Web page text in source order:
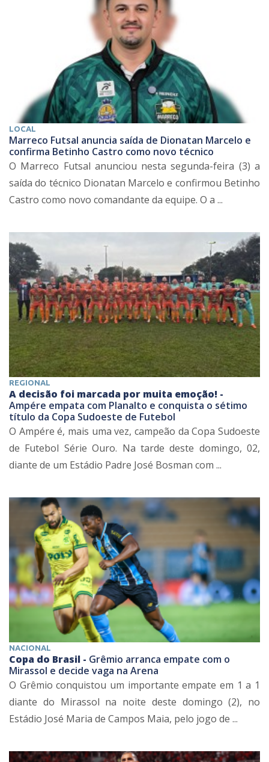
LOCAL
Marreco Futsal anuncia saída de Dionatan Marcelo e
confirma Betinho Castro como novo técnico
O Marreco Futsal anunciou nesta segunda-feira (3) a
saída do técnico Dionatan Marcelo e confirmou Betinho
Castro como novo comandante da equipe. O a ...
REGIONAL
A decisão foi marcada por muita emoção! -
Ampére empata com Planalto e conquista o sétimo
título da Copa Sudoeste de Futebol
O Ampére é, mais uma vez, campeão da Copa Sudoeste
de Futebol Série Ouro. Na tarde deste domingo, 02,
diante de um Estádio Padre José Bosman com ...
NACIONAL
Copa do Brasil - Grêmio arranca empate com o
Mirassol e decide vaga na Arena
O Grêmio conquistou um importante empate em 1 a 1
diante do Mirassol na noite deste domingo (2), no
Estádio José Maria de Campos Maia, pelo jogo de ...